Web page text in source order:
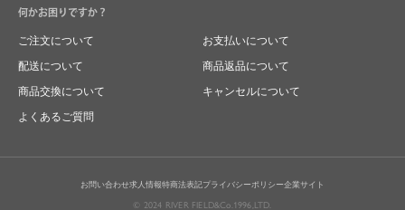
何かお困りですか？
ご注文について
お支払いについて
配送について
商品返品について
商品交換について
キャンセルについて
よくあるご質問
お問い合わせ求人情報特商法表記プライバシーポリシー企業サイト
© 2024 RIVER FIELD&Co.1996,LTD.